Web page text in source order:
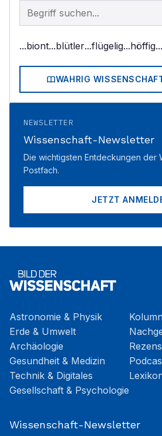
Begriff im Lexikon suchen
...biont...blütler...flügelig...höffig
WAHRIG
NEWSLETTER
Wissenschaft-Newsletter
Die wichtigsten Entdeckungen der
Postfach.
JETZT
Astronomie & Physik
Erde & Umwelt
Archäologie
Gesundheit & Medizin
Technik & Digitales
Gesellschaft & Psychologie
Wissenschaft-Newsletter